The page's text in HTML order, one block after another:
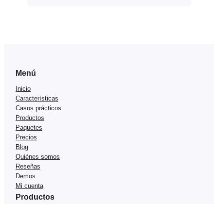
Menú
Inicio
Características
Casos prácticos
Productos
Paquetes
Precios
Blog
Quiénes somos
Reseñas
Demos
Mi cuenta
Productos